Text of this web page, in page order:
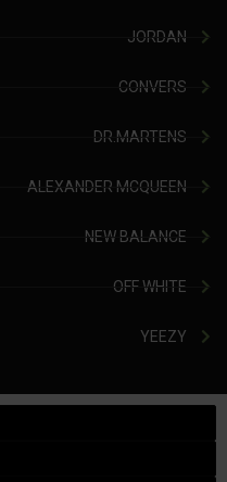
JORDAN
CONVERS
DR.MARTENS
ALEXANDER MCQUEEN
NEW BALANCE
OFF WHITE
YEEZY